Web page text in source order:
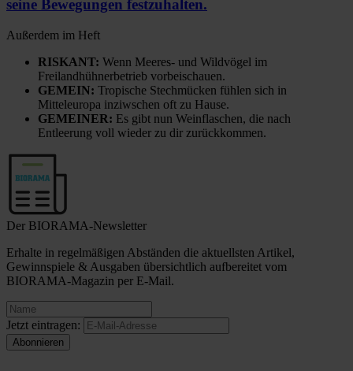
seine Bewegungen festzuhalten.
Außerdem im Heft
RISKANT: Wenn Meeres- und Wildvögel im
Freilandhühnerbetrieb vorbeischauen.
GEMEIN: Tropische Stechmücken fühlen sich in
Mitteleuropa inziwschen oft zu Hause.
GEMEINER: Es gibt nun Weinflaschen, die nach
Entleerung voll wieder zu dir zurückkommen.
Der BIORAMA-Newsletter
Erhalte in regelmäßigen Abständen die aktuellsten Artikel,
Gewinnspiele & Ausgaben übersichtlich aufbereitet vom
BIORAMA-Magazin per E-Mail.
Jetzt eintragen: